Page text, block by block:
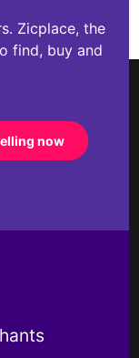
Zicplace, the
find, buy and
now